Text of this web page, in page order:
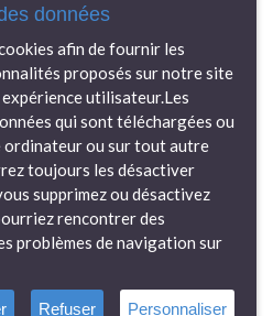
données
afin de fournir les
proposés sur notre site
utilisateur.Les
qui sont téléchargées ou
ordinateur ou sur tout autre
toujours les désactiver
supprimez ou désactivez
rencontrer des
problèmes de navigation sur
Refuser Personnaliser